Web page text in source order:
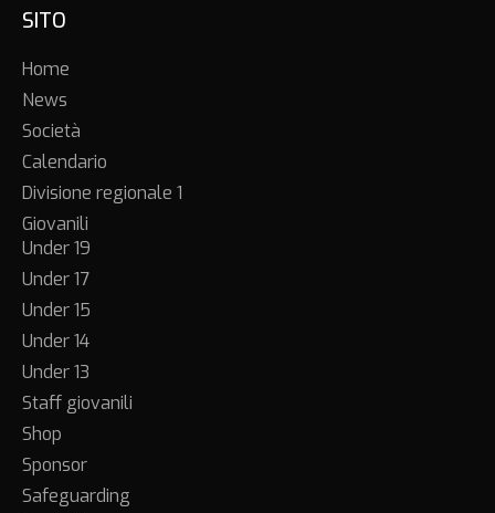
SITO
Home
News
Società
Calendario
Divisione regionale 1
Giovanili
Under 19
Under 17
Under 15
Under 14
Under 13
Staff giovanili
Shop
Sponsor
Safeguarding